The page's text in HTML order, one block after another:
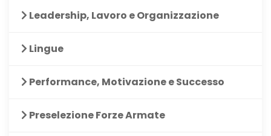
Leadership, Lavoro e Organizzazione
Lingue
Performance, Motivazione e Successo
Preselezione Forze Armate